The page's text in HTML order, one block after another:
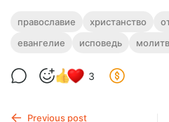
православие христанство
евангелие
исповедь
3
Previous post